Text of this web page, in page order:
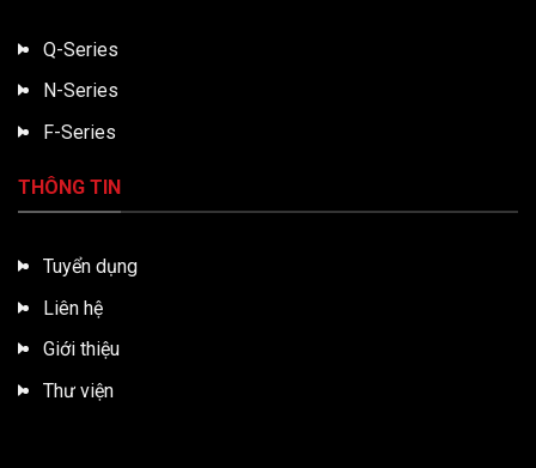
Q-Series
N-Series
F-Series
THÔNG TIN
Tuyển dụng
Liên hệ
Giới thiệu
Thư viện